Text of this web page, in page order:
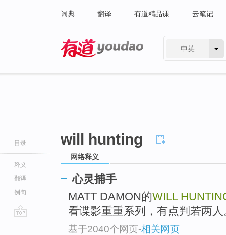
词典 翻译 有道精品课 云笔记
中英
目录
释义
翻译
例句
will hunting
网络释义
心灵捕手
MATT DAMON的WILL
看谍影重重系列，有点判若两人
基于2040个网页-相关网页